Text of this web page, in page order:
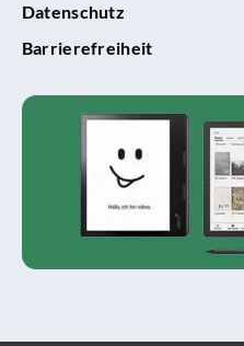
Datenschutz
Barrierefreiheit